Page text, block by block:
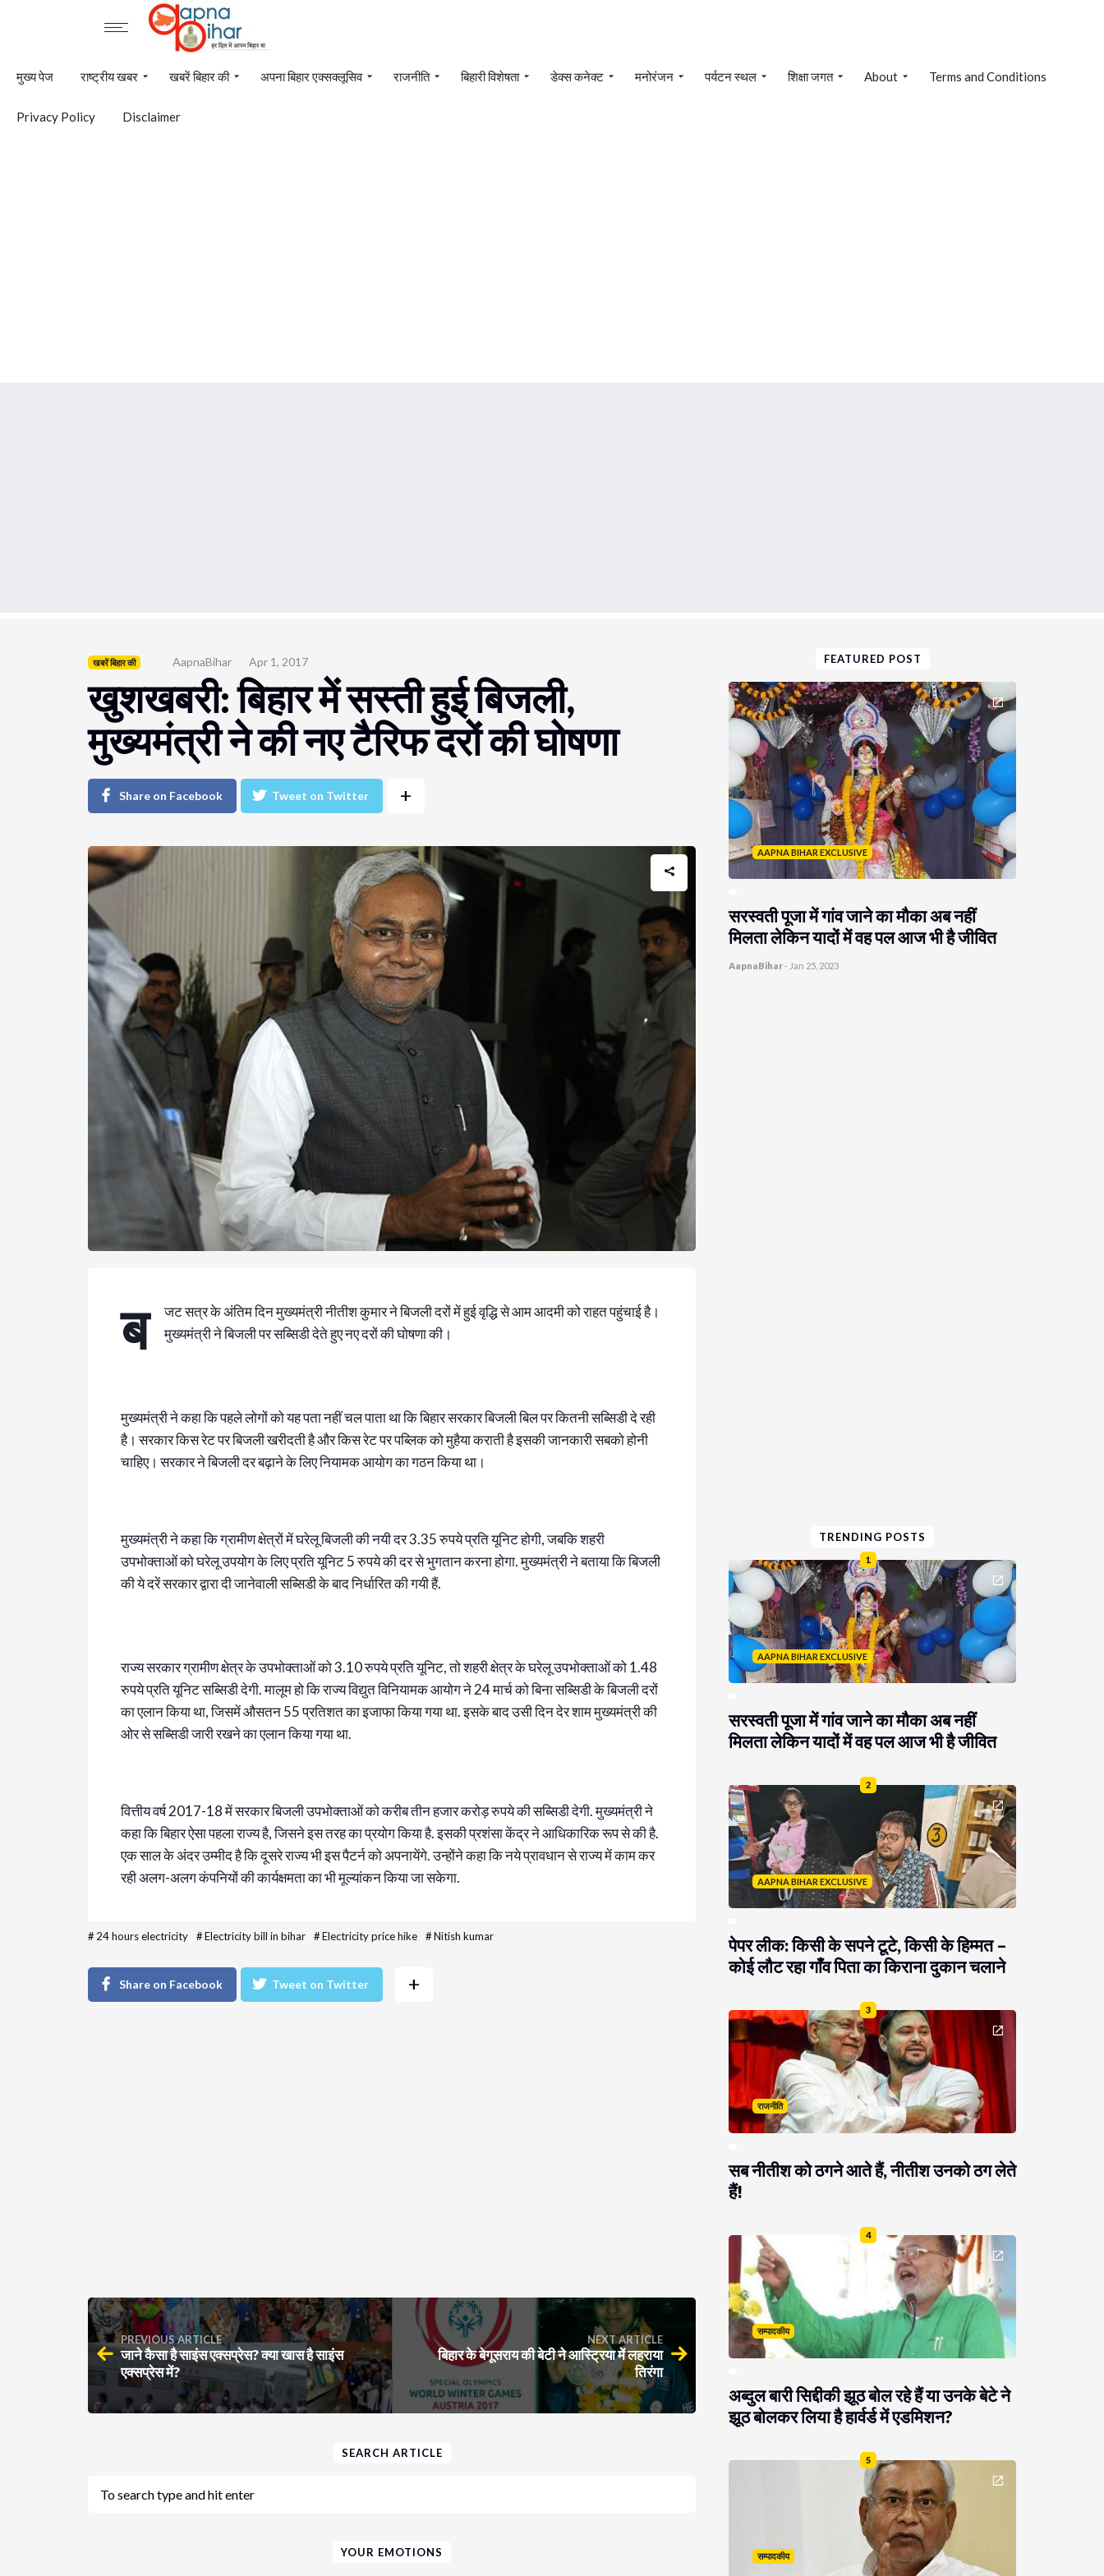
मुख्य पेज राष्ट्रीय खबर खबरें बिहार की अपना बिहार एक्सक्लूसिव राजनीति बिहारी विशेषता डेक्स कनेक्ट मनोरंजन पर्यटन स्थल शिक्षा जगत About Terms and Conditions
Privacy Policy Disclaimer
खबरें बिहार की AapnaBihar Apr 1, 2017
खुशखबरी: बिहार में सस्ती हुई बिजली,
मुख्यमंत्री ने की नए टैरिफ दरों की घोषणा
Share on Facebook Tweet on Twitter +
ब
जट सत्र के अंतिम दिन मुख्यमंत्री नीतीश कुमार ने बिजली दरों में हुई वृद्धि से आम आदमी को राहत पहुंचाई है।
मुख्यमंत्री ने बिजली पर सब्सिडी देते हुए नए दरों की घोषणा की।
मुख्यमंत्री ने कहा कि पहले लोगों को यह पता नहीं चल पाता था कि बिहार सरकार बिजली बिल पर कितनी सब्सिडी दे रही
है। सरकार किस रेट पर बिजली खरीदती है और किस रेट पर पब्लिक को मुहैया कराती है इसकी जानकारी सबको होनी
चाहिए। सरकार ने बिजली दर बढ़ाने के लिए नियामक आयोग का गठन किया था।
मुख्यमंत्री ने कहा कि ग्रामीण क्षेत्रों में घरेलू बिजली की नयी दर 3.35 रुपये प्रति यूनिट होगी, जबकि शहरी
उपभोक्ताओं को घरेलू उपयोग के लिए प्रति यूनिट 5 रुपये की दर से भुगतान करना होगा. मुख्यमंत्री ने बताया कि बिजली
की ये दरें सरकार द्वारा दी जानेवाली सब्सिडी के बाद निर्धारित की गयी हैं.
राज्य सरकार ग्रामीण क्षेत्र के उपभोक्ताओं को 3.10 रुपये प्रति यूनिट, तो शहरी क्षेत्र के घरेलू उपभोक्ताओं को 1.48
रुपये प्रति यूनिट सब्सिडी देगी. मालूम हो कि राज्य विद्युत विनियामक आयोग ने 24 मार्च को बिना सब्सिडी के बिजली दरों
का एलान किया था, जिसमें औसतन 55 प्रतिशत का इजाफा किया गया था. इसके बाद उसी दिन देर शाम मुख्यमंत्री की
ओर से सब्सिडी जारी रखने का एलान किया गया था.
वित्तीय वर्ष 2017-18 में सरकार बिजली उपभोक्ताओं को करीब तीन हजार करोड़ रुपये की सब्सिडी देगी. मुख्यमंत्री ने
कहा कि बिहार ऐसा पहला राज्य है, जिसने इस तरह का प्रयोग किया है. इसकी प्रशंसा केंद्र ने आधिकारिक रूप से की है.
एक साल के अंदर उम्मीद है कि दूसरे राज्य भी इस पैटर्न को अपनायेंगे. उन्होंने कहा कि नये प्रावधान से राज्य में काम कर
रही अलग-अलग कंपनियों की कार्यक्षमता का भी मूल्यांकन किया जा सकेगा.
# 24 hours electricity #Electricity bill in bihar #Electricity price hike #Nitish kumar
Share on Facebook Tweet on Twitter +
PREVIOUS ARTICLE
जाने कैसा है साइंस एक्सप्रेस? क्या खास है साइंस
एक्सप्रेस में?
NEXT ARTICLE
बिहार के बेगूसराय की बेटी ने आस्ट्रिया में लहराया
तिरंगा
SEARCH ARTICLE
YOUR EMOTIONS
FEATURED POST
AAPNA BIHAR EXCLUSIVE
सरस्वती पूजा में गांव जाने का मौका अब नहीं
मिलता लेकिन यादों में वह पल आज भी है जीवित
AapnaBihar- Jan 25, 2023
TRENDING POSTS
1
AAPNA BIHAR EXCLUSIVE
सरस्वती पूजा में गांव जाने का मौका अब नहीं
मिलता लेकिन यादों में वह पल आज भी है जीवित
2
AAPNA BIHAR EXCLUSIVE
पेपर लीक: किसी के सपने टूटे, किसी के हिम्मत –
कोई लौट रहा गाँव पिता का किराना दुकान चलाने
3
राजनीति
सब नीतीश को ठगने आते हैं, नीतीश उनको ठग लेते
हैं!
4
सम्पादकीय
अब्दुल बारी सिद्दीकी झूठ बोल रहे हैं या उनके बेटे ने
झूठ बोलकर लिया है हार्वर्ड में एडमिशन?
5
सम्पादकीय